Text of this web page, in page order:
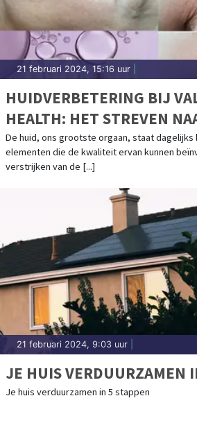
21 februari 2024, 15:16 uur
HUIDVERBETERING BIJ
HEALTH: HET STREVEN
STRALENDE HUID
De huid, ons grootste orgaan, staat dagelijks
elementen die de kwaliteit ervan kunnen
verstrijken van de [...]
21 februari 2024, 9:03 uur
JE HUIS VERDUURZAMEN
Je huis verduurzamen in 5 stappen